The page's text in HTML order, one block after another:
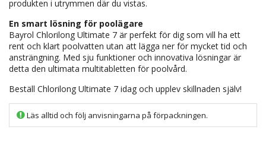
produkten i utrymmen där du vistas.
En smart lösning för poolägare
Bayrol Chlorilong Ultimate 7 är perfekt för dig som vill ha ett
rent och klart poolvatten utan att lägga ner för mycket tid och
ansträngning. Med sju funktioner och innovativa lösningar är
detta den ultimata multitabletten för poolvård.
Beställ Chlorilong Ultimate 7 idag och upplev skillnaden själv!
Läs alltid och följ anvisningarna på förpackningen.